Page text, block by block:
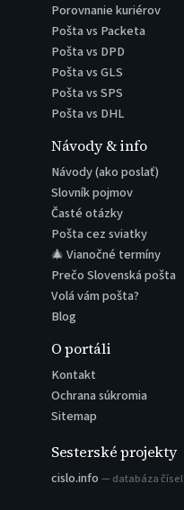
Porovnanie kuriérov
Pošta vs Packeta
Pošta vs DPD
Pošta vs GLS
Pošta vs SPS
Pošta vs DHL
Návody & info
Návody (ako poslať)
Slovník pojmov
Časté otázky
Pošta cez sviatky
🎄 Vianočné termíny
Prečo Slovenská pošta
Volá vám pošta?
Blog
O portáli
Kontakt
Ochrana súkromia
Sitemap
Sesterské projekty
cislo.info — databáza čísel